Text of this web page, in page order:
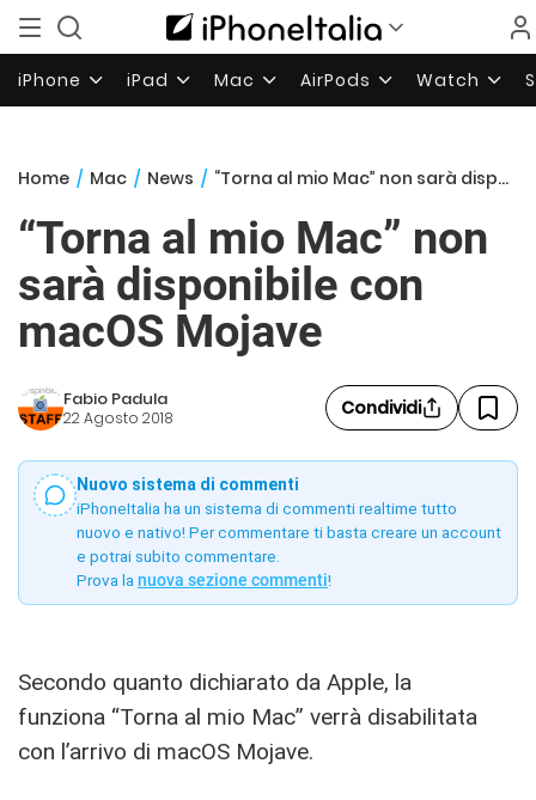
iPhone iPad Mac AirPods Watch
Home / Mac / News / “Torna al mio Mac” non sarà disponibile con macOS Mojave
“Torna al mio Mac” non
sarà disponibile con
macOS Mojave
Fabio Padula
22 Agosto 2018 Condividi
Nuovo sistema di commenti
iPhoneItalia ha un sistema di commenti realtime tutto
nuovo e nativo! Per commentare ti basta creare un account
e potrai subito commentare.
Prova la nuova sezione commenti!
Secondo quanto dichiarato da Apple, la
funziona “Torna al mio Mac” verrà disabilitata
con l’arrivo di macOS Mojave.